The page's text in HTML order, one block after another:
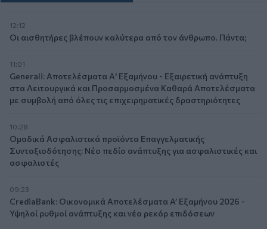
12:12
Οι αισθητήρες βλέπουν καλύτερα από τον άνθρωπο. Πάντα;
11:01
Generali: Αποτελέσματα Α' Εξαμήνου - Εξαιρετική ανάπτυξη
στα Λειτουργικά και Προσαρμοσμένα Καθαρά Αποτελέσματα
με συμβολή από όλες τις επιχειρηματικές δραστηριότητες
10:28
Ομαδικά Ασφαλιστικά προϊόντα Επαγγελματικής
Συνταξιοδότησης: Νέο πεδίο ανάπτυξης για ασφαλιστικές και
ασφαλιστές
09:23
CrediaBank: Οικονομικά Αποτελέσματα A’ Εξαμήνου 2026 -
Υψηλοί ρυθμοί ανάπτυξης και νέα ρεκόρ επιδόσεων